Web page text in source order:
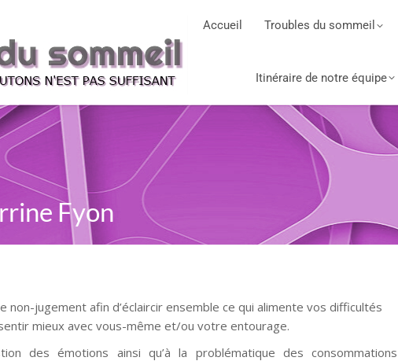
Accueil Troubles du sommeil
Itinéraire de notre équipe
Fyon
non-jugement afin d’éclaircir ensemble ce qui alimente vos difficultés
mieux avec vous-même et/ou votre entourage.
des émotions ainsi qu’à la problématique des consommations